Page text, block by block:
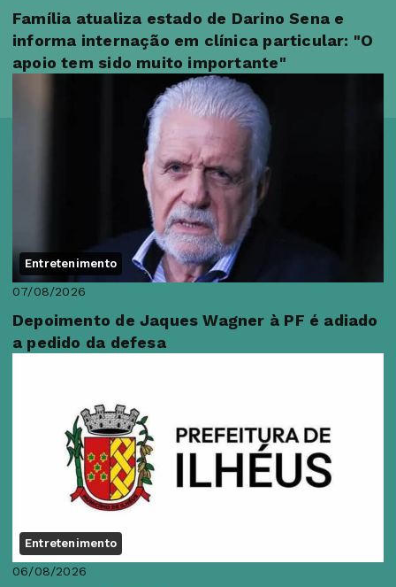
Família atualiza estado de Darino Sena e
informa internação em clínica particular: "O
apoio tem sido muito importante"
Entretenimento
07/08/2026
Depoimento de Jaques Wagner à PF é adiado
a pedido da defesa
Entretenimento
06/08/2026